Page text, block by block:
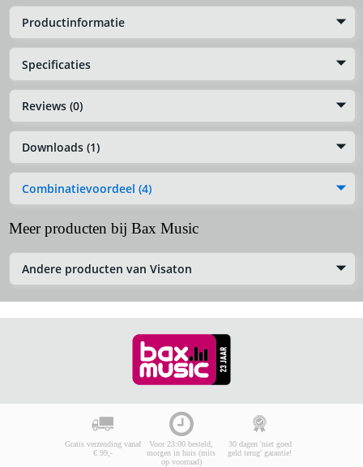
Productinformatie
Specificaties
Reviews (0)
Downloads (1)
Combinatievoordeel (4)
Meer producten bij Bax Music
Andere producten van Visaton
Gratis verzending vanaf
€ 99,-
Voor 23:00 besteld,
morgen in huis (mits
op voorraad)
30 dagen 'niet goed
geld terug' garantie!